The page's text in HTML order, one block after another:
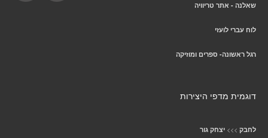
שאלנה - אתר טריוויה
לוח עברי לועזי
רגל ראשונה- ספרים ומוזיקה
דוגמית מדפי היצירות
לחבק >>> יצחק גור